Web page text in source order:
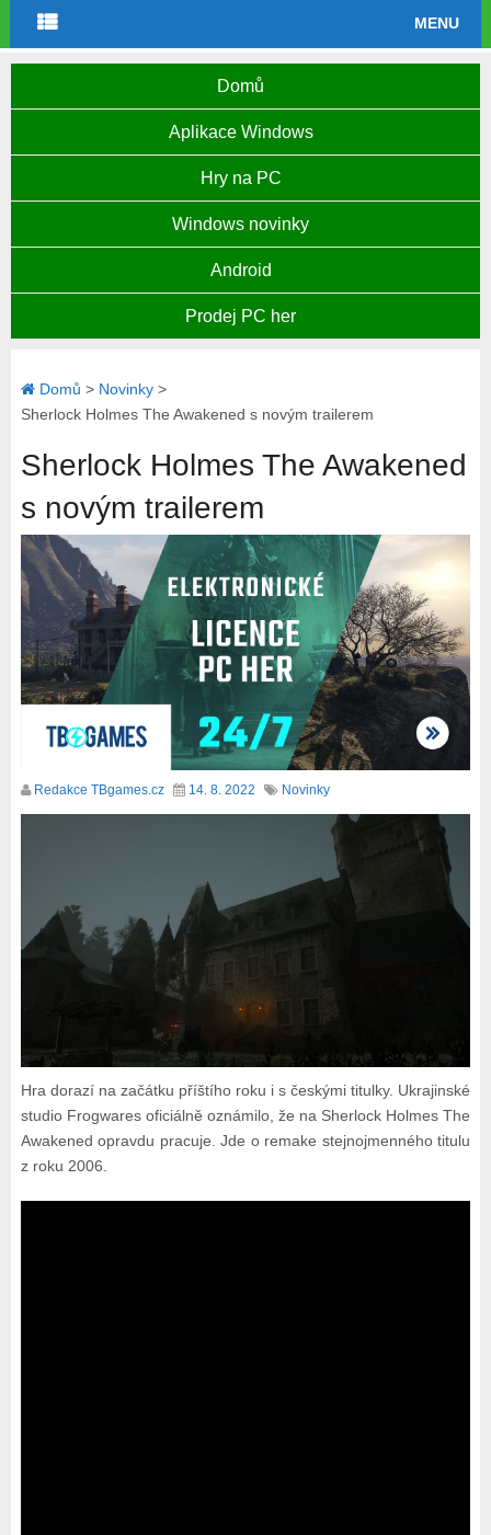
MENU
Domů
Aplikace Windows
Hry na PC
Windows novinky
Android
Prodej PC her
Domů > Novinky>
Sherlock Holmes The Awakened s novým trailerem
Sherlock Holmes The Awakened
s novým trailerem
Redakce TBgames.cz 14. 8. 2022 Novinky
Hra dorazí na začátku příštího roku i s českými titulky. Ukrajinské
studio Frogwares oficiálně oznámilo, že na Sherlock Holmes The
Awakened opravdu pracuje. Jde o remake stejnojmenného titulu
z roku 2006.